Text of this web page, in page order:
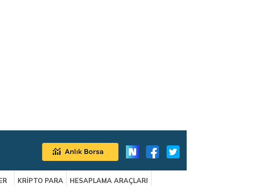
KRİPTO PARA
HESAPLAMA ARAÇLARI